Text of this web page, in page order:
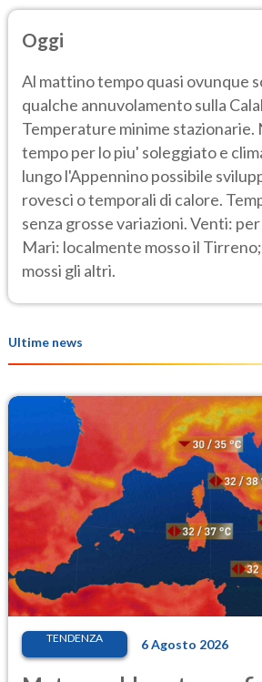
Oggi
Al mattino tempo quasi ovunque
qualche annuvolamento sulla
Temperature minime stazionarie.
tempo per lo piu' soleggiato e
lungo l'Appennino possibile
rovesci o temporali di calore.
senza grosse variazioni. Venti:
Mari: localmente mosso il
mossi gli altri.
Ultime news
TENDENZA 6 Agosto 2026